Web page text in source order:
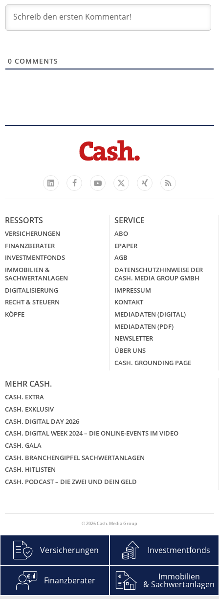
0 COMMENTS
LinkedIn
FacebookYouTube
X
Xing Feed
RESSORTS
VERSICHERUNGEN
FINANZBERATER
INVESTMENTFONDS
IMMOBILIEN &
SACHWERTANLAGEN
DIGITALISIERUNG
RECHT & STEUERN
KÖPFE
SERVICE
ABO
EPAPER
AGB
DATENSCHUTZHINWEISE DER
CASH. MEDIA GROUP GMBH
IMPRESSUM
KONTAKT
MEDIADATEN (DIGITAL)
MEDIADATEN (PDF)
NEWSLETTER
ÜBER UNS
CASH. GROUNDING PAGE
MEHR CASH.
CASH. EXTRA
CASH. EXKLUSIV
CASH. DIGITAL DAY 2026
CASH. DIGITAL WEEK 2024 – DIE ONLINE-EVENTS IM VIDEO
CASH. GALA
CASH. BRANCHENGIPFEL SACHWERTANLAGEN
CASH. HITLISTEN
CASH. PODCAST – DIE ZWEI UND DEIN GELD
© 2026 Cash. Media Group
Versicherungen Investmentfonds
Finanzberater Immobilien
& Sachwertanlagen